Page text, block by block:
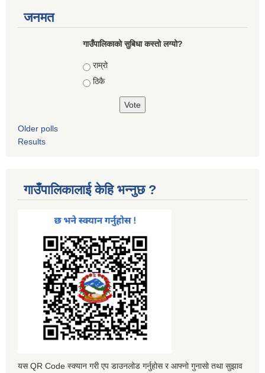
जनमत
गाउँपालिकाको सुबिधा कस्तो लग्यो?
Choices
राम्रो
ठिकै
Older polls
Results
गाउँपालिकालाई केहि भन्नुछ ?
यस QR Code स्क्यान गरी एप डाउनलोड गर्नुहोस र आफ्नो गुनासो तथा सुझाव